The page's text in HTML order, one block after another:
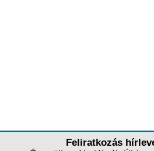
Feliratkozás